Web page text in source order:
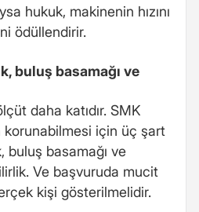
hukuk, makinenin hızını
ödüllendirir.
buluş basamağı ve
daha katıdır. SMK
korunabilmesi için üç şart
buluş basamağı ve
Ve başvuruda mucit
kişi gösterilmelidir.